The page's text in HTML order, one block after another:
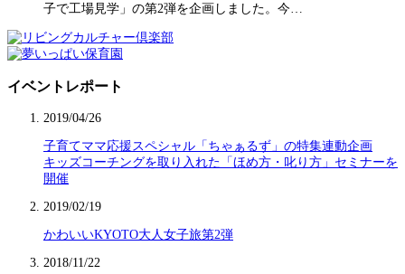
子で工場見学」の第2弾を企画しました。今…
イベントレポート
2019/04/26
子育てママ応援スペシャル「ちゃぁるず」の特集連動企画
キッズコーチングを取り入れた「ほめ方・叱り方」セミナーを
開催
2019/02/19
かわいいKYOTO大人女子旅第2弾
2018/11/22